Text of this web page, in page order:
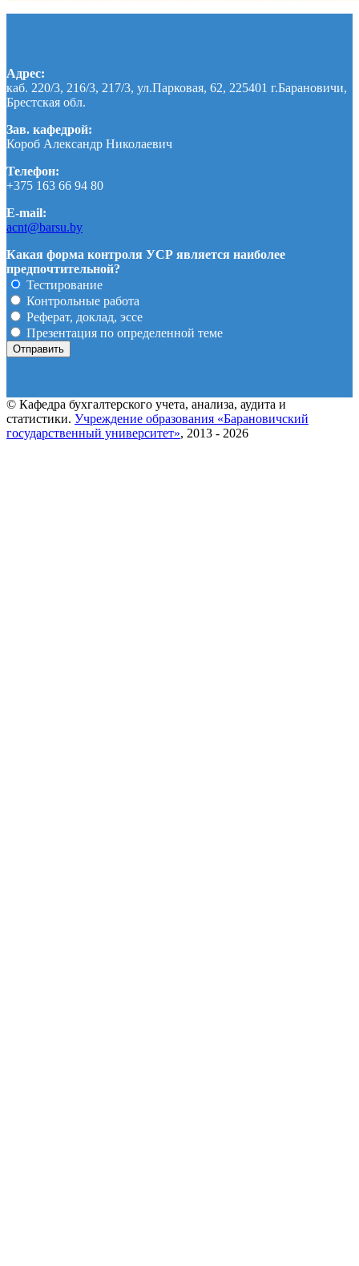
Адрес:
каб. 220/3, 216/3, 217/3, ул.Парковая, 62, 225401 г.Барановичи,
Брестская обл.
Зав. кафедрой:
Короб Александр Николаевич
Телефон:
+375 163 66 94 80
E-mail:
acnt@barsu.by
Какая форма контроля УСР является наиболее
предпочтительной?
Тестирование
Контрольные работа
Реферат, доклад, эссе
Презентация по определенной теме
© Кафедра бухгалтерского учета, анализа, аудита и
статистики. Учреждение образования «Барановичский
государственный университет», 2013 - 2026